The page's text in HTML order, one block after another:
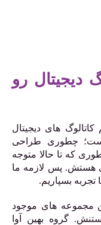
دیجیتال رو
های دیجیتال
چطوری طراحی
که تا حالا متوجه
هستش. پس لازمه ما
بسپاریم.
مجموعه های موجود
گروه بهین آوا